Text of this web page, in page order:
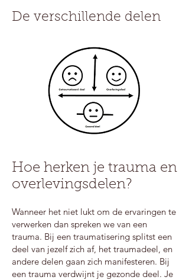
De verschillende delen
Hoe herken je trauma en
overlevingsdelen?
Wanneer het niet lukt om de ervaringen te
verwerken dan spreken we van een
trauma. Bij een traumatisering splitst een
deel van jezelf zich af, het traumadeel, en
andere delen gaan zich manifesteren. Bij
een trauma verdwijnt je gezonde deel. Je